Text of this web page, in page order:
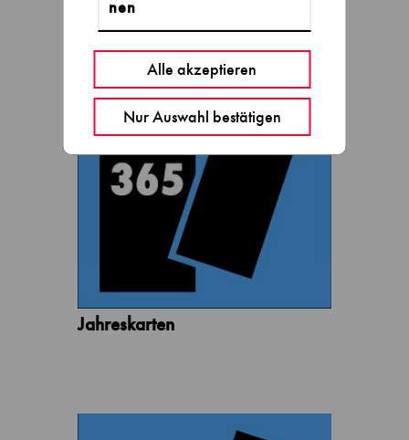
nen
Alle akzeptieren
Nur Auswahl bestätigen
Jahreskarten